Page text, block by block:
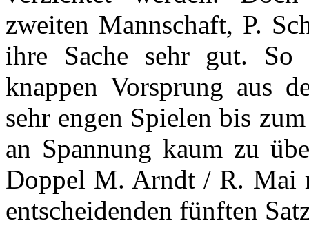
zweiten Mannschaft, P.
ihre Sache sehr gut. So
knappen Vorsprung aus
sehr engen Spielen bis
an Spannung kaum zu
Doppel M. Arndt / R. Mai
entscheidenden fünften